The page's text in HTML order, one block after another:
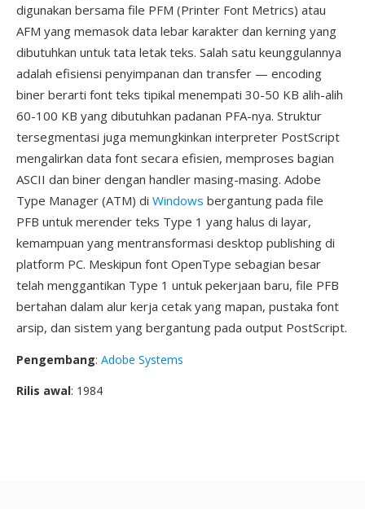
digunakan bersama file PFM (Printer Font Metrics) atau
AFM yang memasok data lebar karakter dan kerning yang
dibutuhkan untuk tata letak teks. Salah satu keunggulannya
adalah efisiensi penyimpanan dan transfer — encoding
biner berarti font teks tipikal menempati 30-50 KB alih-alih
60-100 KB yang dibutuhkan padanan PFA-nya. Struktur
tersegmentasi juga memungkinkan interpreter PostScript
mengalirkan data font secara efisien, memproses bagian
ASCII dan biner dengan handler masing-masing. Adobe
Type Manager (ATM) di Windows bergantung pada file
PFB untuk merender teks Type 1 yang halus di layar,
kemampuan yang mentransformasi desktop publishing di
platform PC. Meskipun font OpenType sebagian besar
telah menggantikan Type 1 untuk pekerjaan baru, file PFB
bertahan dalam alur kerja cetak yang mapan, pustaka font
arsip, dan sistem yang bergantung pada output PostScript.
Pengembang: Adobe Systems
Rilis awal: 1984